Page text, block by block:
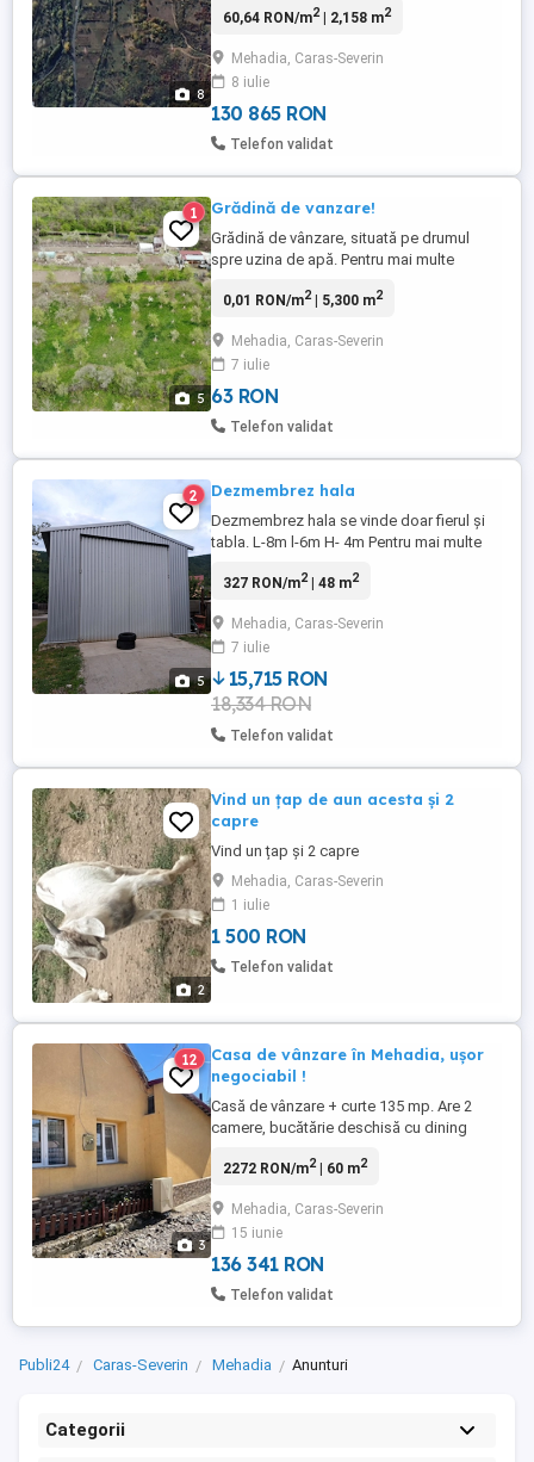
8
Herculane.,una de 719 mp , una de
altele Vand teren langa gara noua
mehadia: 3032mp, categorie de folosinta
arabil
60,64 RON/m2| 2,158 m2
Mehadia, Caras-Severin
8 iulie
130 865 RON
Telefon validat
5
1 Grădină de vanzare!
Grădină de vânzare, situată pe drumul
spre uzina de apă. Pentru mai multe
Mulțumesc!
0,01 RON/m2| 5,300 m2
Mehadia, Caras-Severin
7 iulie
63 RON
Telefon validat
5
2 Dezmembrez hala
Dezmembrez hala se vinde doar fierul și
tabla. L-8m l-6m H- 4m Pentru mai multe
327 RON/m2| 48 m2
Mehadia, Caras-Severin
7 iulie
15,715 RON
18,334 RON
Telefon validat
2
Vind un țap de aun acesta și 2
capre
Vind un țap și 2 capre
Mehadia, Caras-Severin
1 iulie
1 500 RON
Telefon validat
3
12
Casa de vânzare în Mehadia, ușor
negociabil !
Casă de vânzare + curte 135 mp. Are 2
camere, bucătărie deschisă cu dining
situată la 5 min de centrul Comunei
de Băile Herculane. Este într-o zonă
liniștită și pașnică, numai bună pentru
iubitorii de liniște.
2272 RON/m2| 60 m2
Mehadia, Caras-Severin
15 iunie
136 341 RON
Telefon validat
Publi24 Caras-Severin Mehadia Anunturi
Categorii